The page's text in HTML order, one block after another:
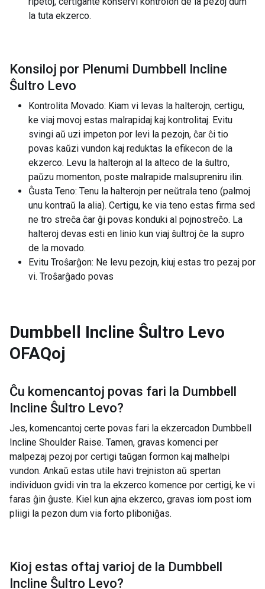
la tuta ekzerco.
Konsiloj por Plenumi Dumbbell Incline
Ŝultro Levo
Kontrolita Movado: Kiam vi levas la halterojn, certigu,
ke viaj movoj estas malrapidaj kaj kontrolitaj. Evitu
svingi aŭ uzi impeton por levi la pezojn, ĉar ĉi tio
povas kaŭzi vundon kaj reduktas la efikecon de la
ekzerco. Levu la halterojn al la alteco de la ŝultro,
paŭzu momenton, poste malrapide malsupreniru ilin.
Ĝusta Teno: Tenu la halterojn per neŭtrala teno (palmoj
unu kontraŭ la alia). Certigu, ke via teno estas firma sed
ne tro streĉa ĉar ĝi povas konduki al pojnostreĉo. La
halteroj devas esti en linio kun viaj ŝultroj ĉe la supro
de la movado.
Evitu Troŝarĝon: Ne levu pezojn, kiuj estas tro pezaj por
vi. Troŝarĝado povas
Dumbbell Incline Ŝultro Levo
OFAQoj
Ĉu komencantoj povas fari la Dumbbell
Incline Ŝultro Levo?
Jes, komencantoj certe povas fari la ekzercadon Dumbbell
Incline Shoulder Raise. Tamen, gravas komenci per
malpezaj pezoj por certigi taŭgan formon kaj malhelpi
vundon. Ankaŭ estas utile havi trejniston aŭ spertan
individuon gvidi vin tra la ekzerco komence por certigi, ke vi
faras ĝin ĝuste. Kiel kun ajna ekzerco, gravas iom post iom
pliigi la pezon dum via forto pliboniĝas.
Kioj estas oftaj varioj de la Dumbbell
Incline Ŝultro Levo?